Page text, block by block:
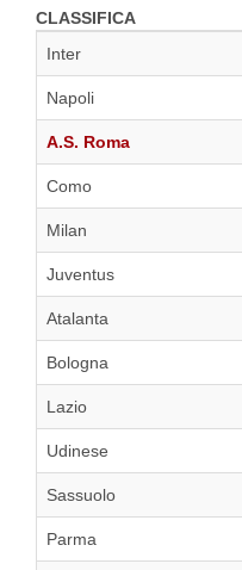
CLASSIFICA
Inter
Napoli
A.S. Roma
Como
Milan
Juventus
Atalanta
Bologna
Lazio
Udinese
Sassuolo
Parma